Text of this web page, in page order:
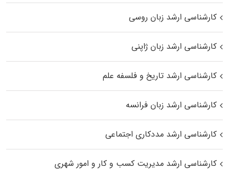
کارشناسی ارشد زبان روسی
کارشناسی ارشد زبان ژاپنی
کارشناسی ارشد تاریخ و فلسفه علم
کارشناسی ارشد زبان فرانسه
کارشناسی ارشد مددکاری اجتماعی
کارشناسی ارشد مدیریت کسب و کار و امور شهری